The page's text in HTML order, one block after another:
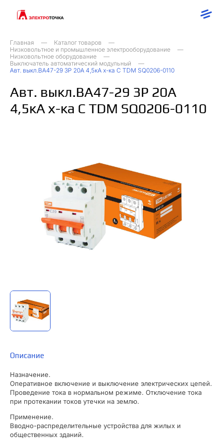
Главная
Каталог товаров
Низковольтное и промышленное электрооборудование
Низковольтное оборудование
Выключатель автоматический модульный
Авт. выкл.ВА47-29 3Р 20А 4,5кА х-ка С TDM SQ0206-0110
Авт. выкл.ВА47-29 3Р 20А
4,5кА х-ка С TDM SQ0206-0110
Описание
Назначение.
Оперативное включение и выключение электрических цепей.
Проведение тока в нормальном режиме. Отключение тока
при протекании токов утечки на землю.
Применение.
Вводно-распределительные устройства для жилых и
общественных зданий.